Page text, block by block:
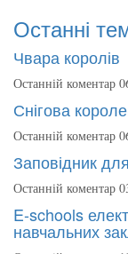
Останні
Чвара королів
Останній коментар
Снігова
Останній коментар
Заповідник
Останній коментар
E-schools
навчальних